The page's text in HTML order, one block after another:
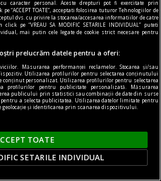
caracter personal. Aceste drepturi pot fi exercitate prin
pe “ACCEPT TOATE”, acceptati folosirea tuturor Tehnologiilor de
dvs. cu privire la stocarea/accesarea informatiilor de catre
pe “VREAU SA MODIFIC SETARILE INDIVIDUAL” puteti
mai putin cele legate de cookie strict necesare pentru
prelucrăm datele pentru a oferi:
Măsurarea performanței reclamelor. Stocarea și/sau
Utilizarea profilurilor pentru selectarea conținutului
conținut personalizat. Utilizarea profilurilor pentru selectarea
profilurilor pentru publicitate personalizată. Măsurarea
publicului prin statistici sau combinații de date din surse
a selecta publicitatea. Utilizarea datelor limitate pentru
geolocație și identificarea prin scanarea dispozitivului.
TOATE
SETARILE INDIVIDUAL